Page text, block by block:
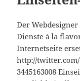
Der
Dienste à la
Internetseite
http://twitter.com/
3445163008